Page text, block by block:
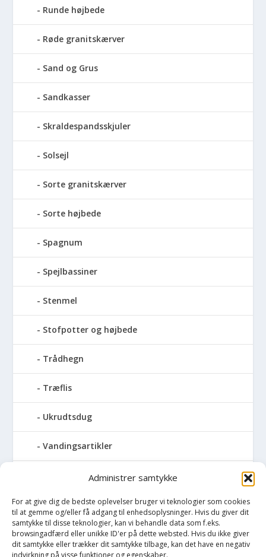
Administrer samtykke
For at give dig de bedste oplevelser bruger vi teknologier som cookies
til at gemme og/eller få adgang til enhedsoplysninger. Hvis du giver dit
samtykke til disse teknologier, kan vi behandle data som f.eks.
browsingadfærd eller unikke ID'er på dette websted. Hvis du ikke giver
dit samtykke eller trækker dit samtykke tilbage, kan det have en negativ
Runde højbede
Røde granitskærver
Sand og Grus
Sandkasser
Skraldespandsskjuler
Solsejl
Sorte granitskærver
Sorte højbede
Spagnum
Spejlbassiner
Stenmel
Stofpotter og højbede
Trådhegn
Træflis
Ukrudtsdug
Vandingsartikler
Vandslanger
Vildthegn
vækstdug